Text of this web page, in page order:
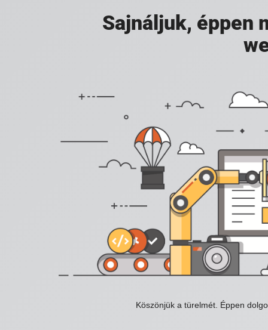
Sajnáljuk, éppen
Köszönjük a türelmét. Éppen